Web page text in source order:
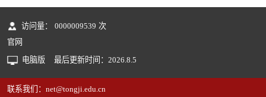
访问量： 0000009539 次
官网
电脑版
最后更新时间： 2026 8 5
联系我们：net@tongji.edu.cn